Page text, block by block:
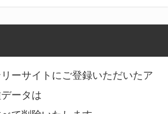
ーサイトにご登録いただいたア
ータは